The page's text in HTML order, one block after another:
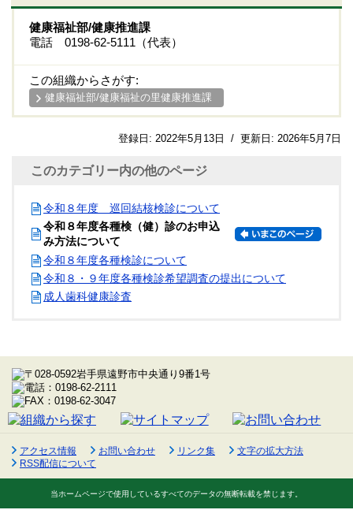
健康福祉部/健康推進課
電話 0198-62-5111（代表）
この組織からさがす:
健康福祉部/健康福祉の里健康推進課
登録日: 2022年5月13日 / 更新日: 2026年5月7日
このカテゴリー内の他のページ
令和８年度 巡回結核検診について
令和８年度各種検（健）診のお申込
み方法について
令和８年度各種検診について
令和８・９年度各種検診希望調査の提出について
成人歯科健康診査
アクセス情報 お問い合わせ リンク集
文字の拡大方法
RSS配信について
当ホームページで使用しているすべてのデータの無断転載を禁じます。